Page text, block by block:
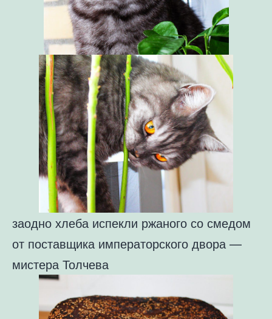
заодно хлеба испекли ржаного со смедом
от поставщика императорского двора —
мистера Толчева